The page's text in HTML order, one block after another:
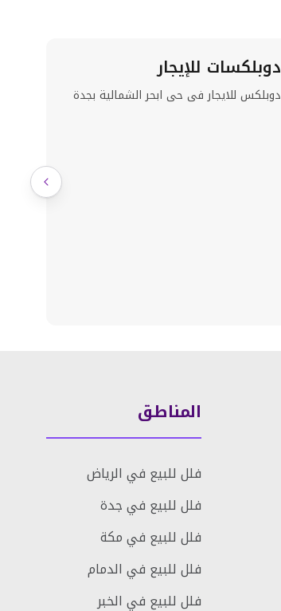
دوبلكسات للإيجار
دوبلكس للايجار فى حى ابحر الشمالية بجدة
المناطق
فلل للبيع في الرياض
فلل للبيع في جدة
فلل للبيع في مكة
فلل للبيع في الدمام
فلل للبيع في الخبر